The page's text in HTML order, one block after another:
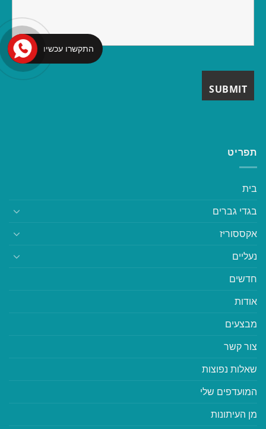
תפריט
בית
בגדי גברים
אקססוריז
נעליים
חדשים
אודות
מבצעים
צור קשר
שאלות נפוצות
המועדפים שלי
מן העיתונות
התקשרו עכשיו